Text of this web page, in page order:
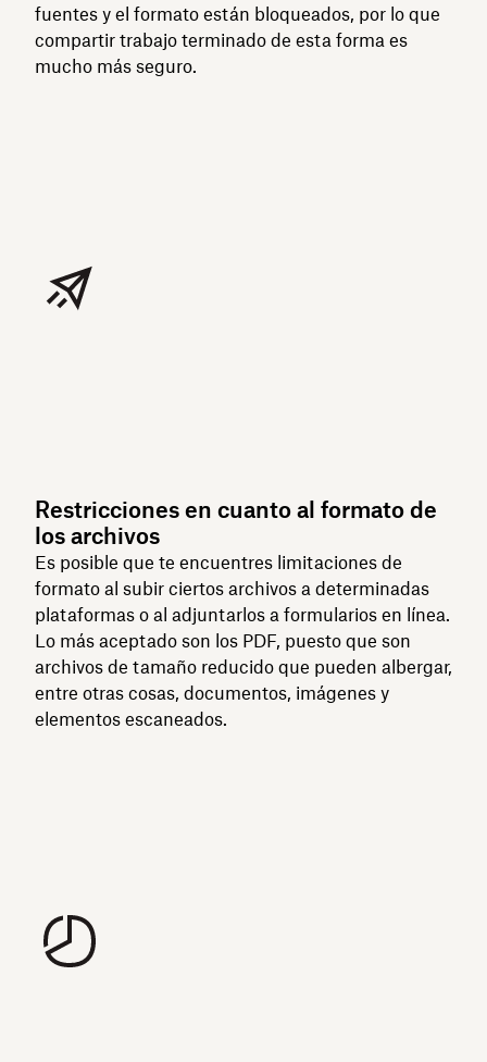
fuentes y el formato están bloqueados, por lo que
compartir trabajo terminado de esta forma es
mucho más seguro.
Restricciones en cuanto al formato de
los archivos
Es posible que te encuentres limitaciones de
formato al subir ciertos archivos a determinadas
plataformas o al adjuntarlos a formularios en línea.
Lo más aceptado son los PDF, puesto que son
archivos de tamaño reducido que pueden albergar,
entre otras cosas, documentos, imágenes y
elementos escaneados.